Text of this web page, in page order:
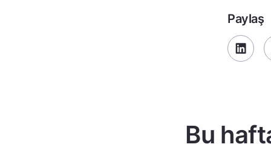
Paylaş
Bu